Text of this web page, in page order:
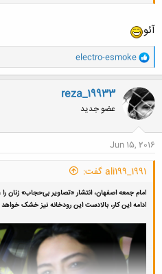
آئو
و
ا
ک
ن
ش
ه
ا
electro-esmoke
reza_19933
عضو جدید
Jun 15, 2016
ali199_1991 گفت:
امام جمعه اصفهان، انتشار «تصاویر بی‌حجاب»
ادامه این کار، بالادست این رودخانه نیز خشک